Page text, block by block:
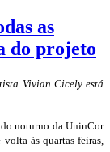
as
do projeto
Vivian Cicely está
noturno da UninCor
às quartas-feiras,